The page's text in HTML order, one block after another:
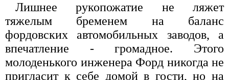
Лишнее рукопожатие не ляжет
тяжелым бременем на баланс
фордовских автомобильных заводов, а
впечатление - громадное. Этого
молоденького инженера Форд никогда не
пригласит к себе домой в гости, но на